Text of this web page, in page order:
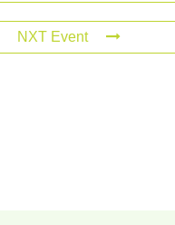
NXT Event